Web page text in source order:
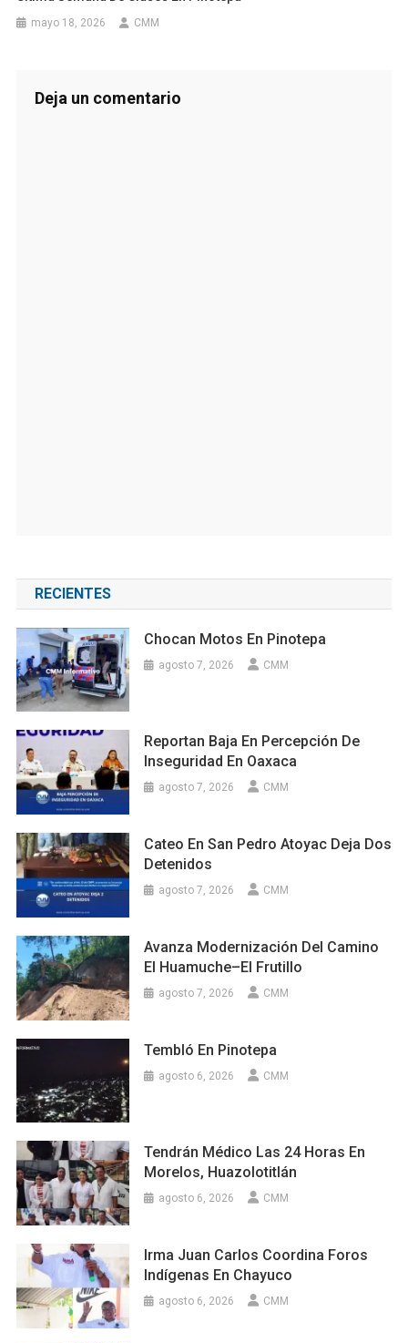
mayo 18, 2026 CMM
Deja un comentario
RECIENTES
Chocan Motos En Pinotepa
agosto 7, 2026 CMM
Reportan Baja En Percepción De
Inseguridad En Oaxaca
agosto 7, 2026 CMM
Cateo En San Pedro Atoyac Deja Dos
Detenidos
agosto 7, 2026 CMM
Avanza Modernización Del Camino
El Huamuche–El Frutillo
agosto 7, 2026 CMM
Tembló En Pinotepa
agosto 6, 2026 CMM
Tendrán Médico Las 24 Horas En
Morelos, Huazolotitlán
agosto 6, 2026 CMM
Irma Juan Carlos Coordina Foros
Indígenas En Chayuco
agosto 6, 2026 CMM